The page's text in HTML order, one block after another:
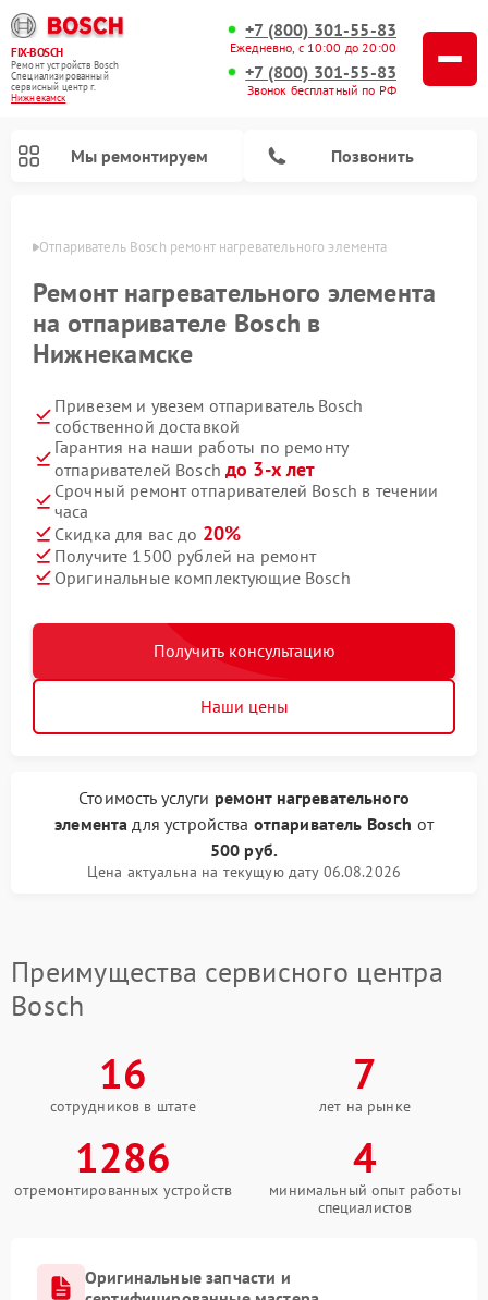
FIX-BOSCH
Ремонт устройств Bosch
Специализированный
cервисный центр г.
Нижнекамск
+7 (800) 301-55-83
Ежедневно, с 10:00 до 20:00
+7 (800) 301-55-83
Звонок бесплатный по РФ
Мы ремонтируем Позвонить
Отпариватель Bosch ремонт нагревательного элемента
Ремонт нагревательного элемента
на отпаривателе Bosch в
Нижнекамске
Привезем и увезем отпариватель Bosch
собственной доставкой
Гарантия на наши работы по ремонту
отпаривателей Boschдо 3-х лет
Срочный ремонт отпаривателей Bosch в течении
часа
Скидка для вас до 20%
Получите 1500 рублей на ремонт
Оригинальные комплектующие Bosch
Получить консультацию
Наши цены
Стоимость услуги ремонт нагревательного
элемента для устройства отпариватель Bosch от
500 руб.
Цена актуальна на текущую дату 06.08.2026
Преимущества сервисного центра
Bosch
16
сотрудников в штате
7
лет на рынке
1286
отремонтированных устройств
4
минимальный опыт работы
специалистов
Оригинальные запчасти и